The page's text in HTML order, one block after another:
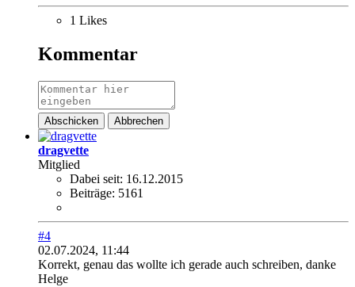
1 Likes
Kommentar
Abschicken Abbrechen
dragvette
Mitglied
Dabei seit: 16.12.2015
Beiträge: 5161
#4
02.07.2024, 11:44
Korrekt, genau das wollte ich gerade auch schreiben, danke
Helge